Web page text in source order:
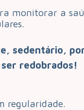
monitorar a
sedentário,
redobrados!
regularidade.